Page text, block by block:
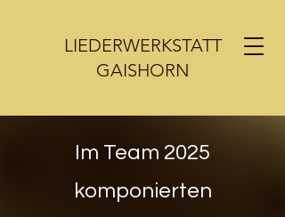
LIEDERWERKSTATT
GAISHORN
Im Team 2025
komponierten